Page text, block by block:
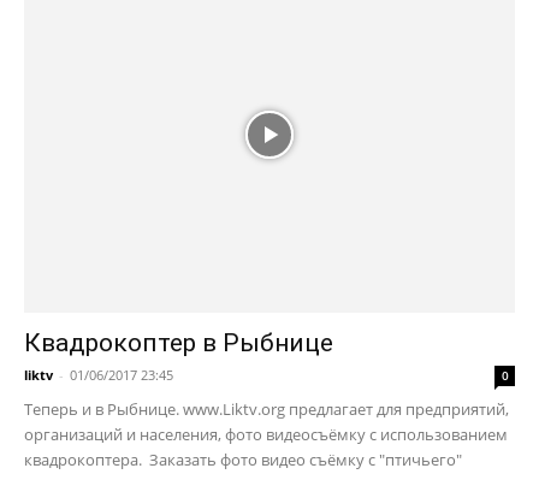
Квадрокоптер в Рыбнице
liktv - 01/06/2017 23:45 0
Теперь и в Рыбнице. www.Liktv.org предлагает для предприятий,
организаций и населения, фото видеосъёмку с использованием
квадрокоптера. Заказать фото видео съёмку с "птичьего"